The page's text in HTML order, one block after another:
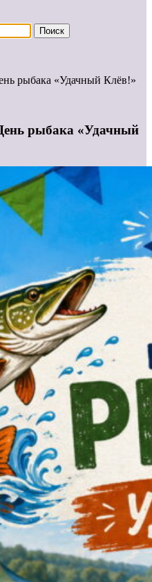
рыбака «Удачный Клёв!»
рыбака «Удачный